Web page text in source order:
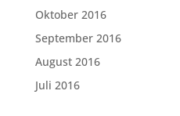
Oktober 2016
September 2016
August 2016
Juli 2016